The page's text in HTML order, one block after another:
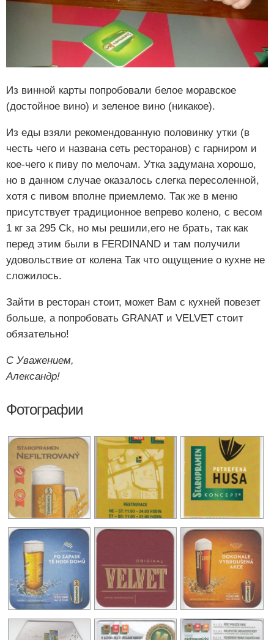
Из винной карты попробовали белое моравское
(достойное вино) и зеленое вино (никакое).
Из еды взяли рекомендованную половинку утки (в
честь чего и названа сеть ресторанов) с гарниром и
кое-чего к пиву по мелочам. Утка задумана хорошо,
но в данном случае оказалось слегка пересоленной,
хотя с пивом вполне приемлемо. Так же в меню
присутствует традиционное вепрево колено, с весом
1 кг за 295 Ck, но мы решили,его не брать, так как
перед этим были в FERDINAND и там получили
удовольствие от колена Так что ощущение о кухне не
сложилось.
Зайти в ресторан стоит, может Вам с кухней повезет
больше, а попробовать GRANAT и VELVET стоит
обязательно!
С Уважением,
Александр!
Фотографии